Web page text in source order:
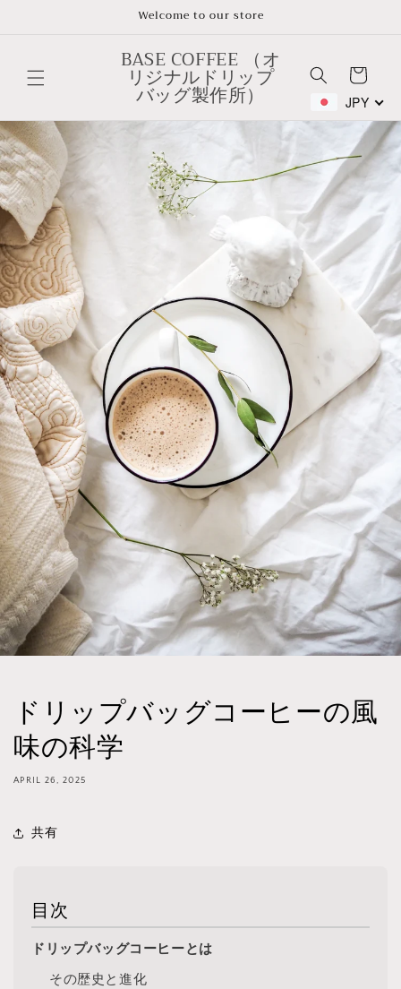
Welcome to our store
BASE COFFEE （オ
リジナルドリップ
バッグ製作所）
Cart
JPY
ドリップバッグコーヒーの風
味の科学
APRIL 26, 2025
共有
目次
ドリップバッグコーヒーとは
その歴史と進化